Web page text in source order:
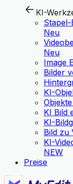
KI-
Stapel-
Neu
Neu
Image
Bilder
KI-
KI Bild
KI-
Bild zu
KI-
NEW
Preise